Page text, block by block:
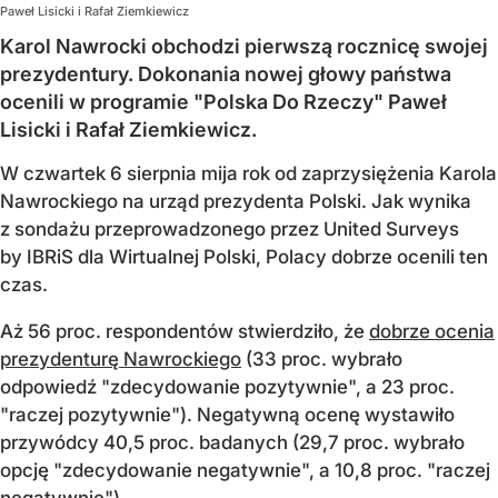
Paweł Lisicki i Rafał Ziemkiewicz
Karol Nawrocki obchodzi pierwszą rocznicę swojej
prezydentury. Dokonania nowej głowy państwa
ocenili w programie "Polska Do Rzeczy" Paweł
Lisicki i Rafał Ziemkiewicz.
W czwartek 6 sierpnia mija rok od zaprzysiężenia Karola
Nawrockiego na urząd prezydenta Polski. Jak wynika
z sondażu przeprowadzonego przez United Surveys
by IBRiS dla Wirtualnej Polski, Polacy dobrze ocenili ten
czas.
Aż 56 proc. respondentów stwierdziło, że dobrze ocenia
prezydenturę Nawrockiego (33 proc. wybrało
odpowiedź "zdecydowanie pozytywnie", a 23 proc.
"raczej pozytywnie"). Negatywną ocenę wystawiło
przywódcy 40,5 proc. badanych (29,7 proc. wybrało
opcję "zdecydowanie negatywnie", a 10,8 proc. "raczej